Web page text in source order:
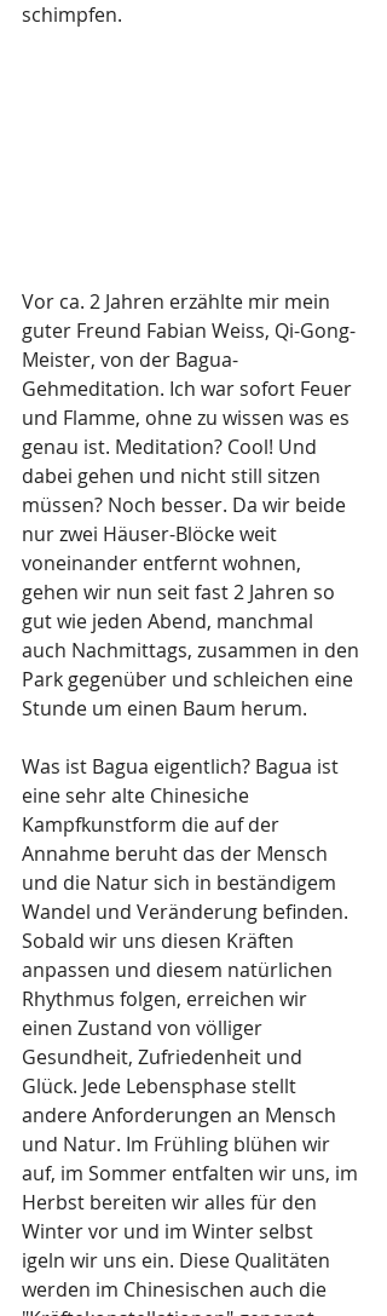
schimpfen.
Vor ca. 2 Jahren erzählte mir mein
guter Freund Fabian Weiss, Qi-Gong-
Meister, von der Bagua-
Gehmeditation. Ich war sofort Feuer
und Flamme, ohne zu wissen was es
genau ist. Meditation? Cool! Und
dabei gehen und nicht still sitzen
müssen? Noch besser. Da wir beide
nur zwei Häuser-Blöcke weit
voneinander entfernt wohnen,
gehen wir nun seit fast 2 Jahren so
gut wie jeden Abend, manchmal
auch Nachmittags, zusammen in den
Park gegenüber und schleichen eine
Stunde um einen Baum herum.
Was ist Bagua eigentlich? Bagua ist
eine sehr alte Chinesiche
Kampfkunstform die auf der
Annahme beruht das der Mensch
und die Natur sich in beständigem
Wandel und Veränderung befinden.
Sobald wir uns diesen Kräften
anpassen und diesem natürlichen
Rhythmus folgen, erreichen wir
einen Zustand von völliger
Gesundheit, Zufriedenheit und
Glück. Jede Lebensphase stellt
andere Anforderungen an Mensch
und Natur. Im Frühling blühen wir
auf, im Sommer entfalten wir uns, im
Herbst bereiten wir alles für den
Winter vor und im Winter selbst
igeln wir uns ein. Diese Qualitäten
werden im Chinesischen auch die